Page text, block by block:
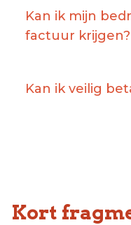
hebt gekocht dan
teruggestort op
dit binnen 3
Kan ik mijn
factuur krijgen?
om je
Kan ik veilig
Kort